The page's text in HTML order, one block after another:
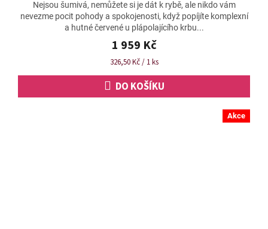
produktu
je
4,9
z
5
hvězdiček.
1 959 Kč
Měrná
326,50 Kč / 1 ks
DO KOŠÍKU
Nejsou šumivá, nemůžete si je dát k rybě, ale nikdo vám
nevezme pocit pohody a spokojenosti, když popíjíte komplexní
a hutné červené u plápolajícího krbu...
Akce